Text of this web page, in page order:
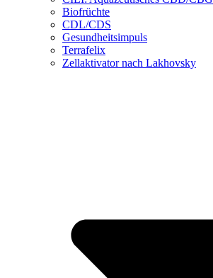
Biofrüchte
CDL/CDS
Gesundheitsimpuls
Terrafelix
Zellaktivator nach Lakhovsky